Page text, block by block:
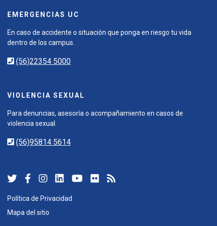
EMERGENCIAS UC
En caso de accidente o situación que ponga en riesgo tu vida
dentro de los campus.
(56)22354 5000
VIOLENCIA SEXUAL
Para denuncias, asesoría o acompañamiento en casos de
violencia sexual.
(56)95814 5614
Política de Privacidad
Mapa del sitio